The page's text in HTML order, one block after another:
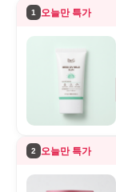
1 오늘만 특가
2 오늘만 특가